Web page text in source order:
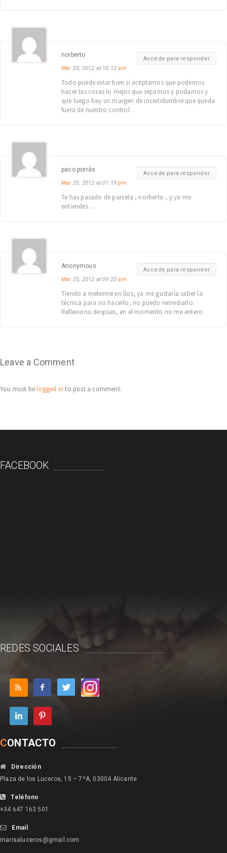
Accede para responder
norberto
Mar 23, 2012 at 10:12am
Todo puede estar bien si aceptamos que podemos
hacer las cosas lo mejor que sepamos y podamos y
que luego hay un margen de incertidumbre que queda
fuera de nuestro control .
Accede para responder
paco porrás
Mar 23, 2012 at 01:19pm
Te has pasado de parcela , norberto , y ya me
entiendes …
Accede para responder
Anonymous
Mar 25, 2012 at 09:23am
Tiendo a meterme en líos, ya me gustaría saber la
técnica para no hacerlo, no puedo remediarlo.
Reflexiono despues, en el momento no me entero
Leave a Comment
You must belogged in to post a comment.
FACEBOOK
REDES SOCIALES
CONTACTO
Dirección
Plaza de los Luceros, 15 – 7ºA, 03004 Alicante
Teléfono
+34 647 163 501
Email
marisaluceros@gmail.com